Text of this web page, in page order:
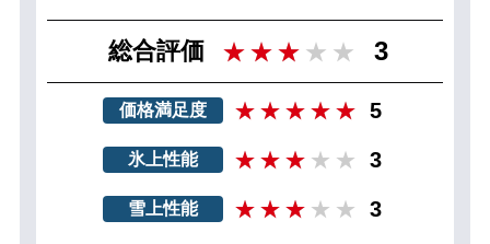
総合評価 3
価格満足度 5
氷上性能 3
雪上性能 3